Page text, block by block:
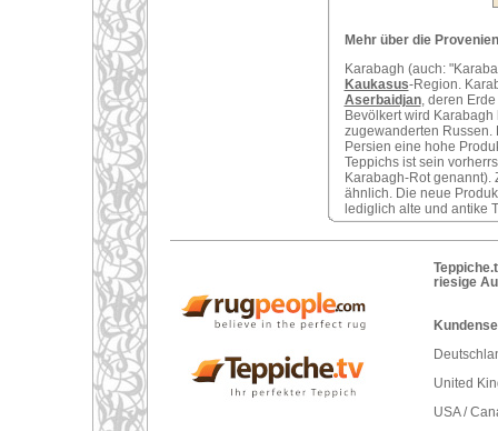
Mehr über die
Karabagh (auch:
Kaukasus-Region.
Aserbaidjan, deren
Bevölkert wird
zugewanderten Russen.
Persien eine hohe
Teppichs ist sein
Karabagh-Rot genannt).
ähnlich. Die neue
lediglich alte und antike
riesige
United
USA /